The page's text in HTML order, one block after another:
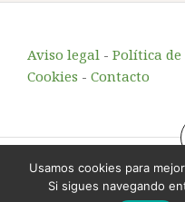
Aviso legal - Política
Cookies - Contacto
Echando Raíces,
Usamos cookies para
Si sigues navegando